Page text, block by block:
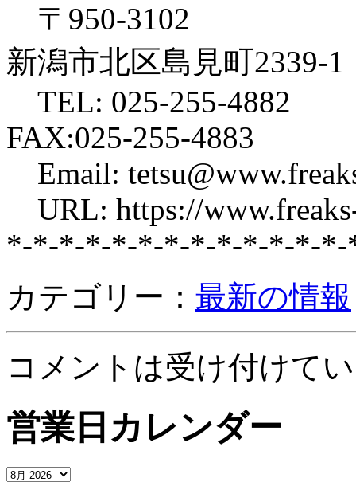
〒950-3102
新潟市北区島見町2339-1
TEL: 025-255-4882
FAX:025-255-4883
Email:
URL: https://
*-*-*-*-*-*-*-*-*-*-*-*-
カテゴリー： 最新の情報
コメントは受け付けて
営業日カレンダー